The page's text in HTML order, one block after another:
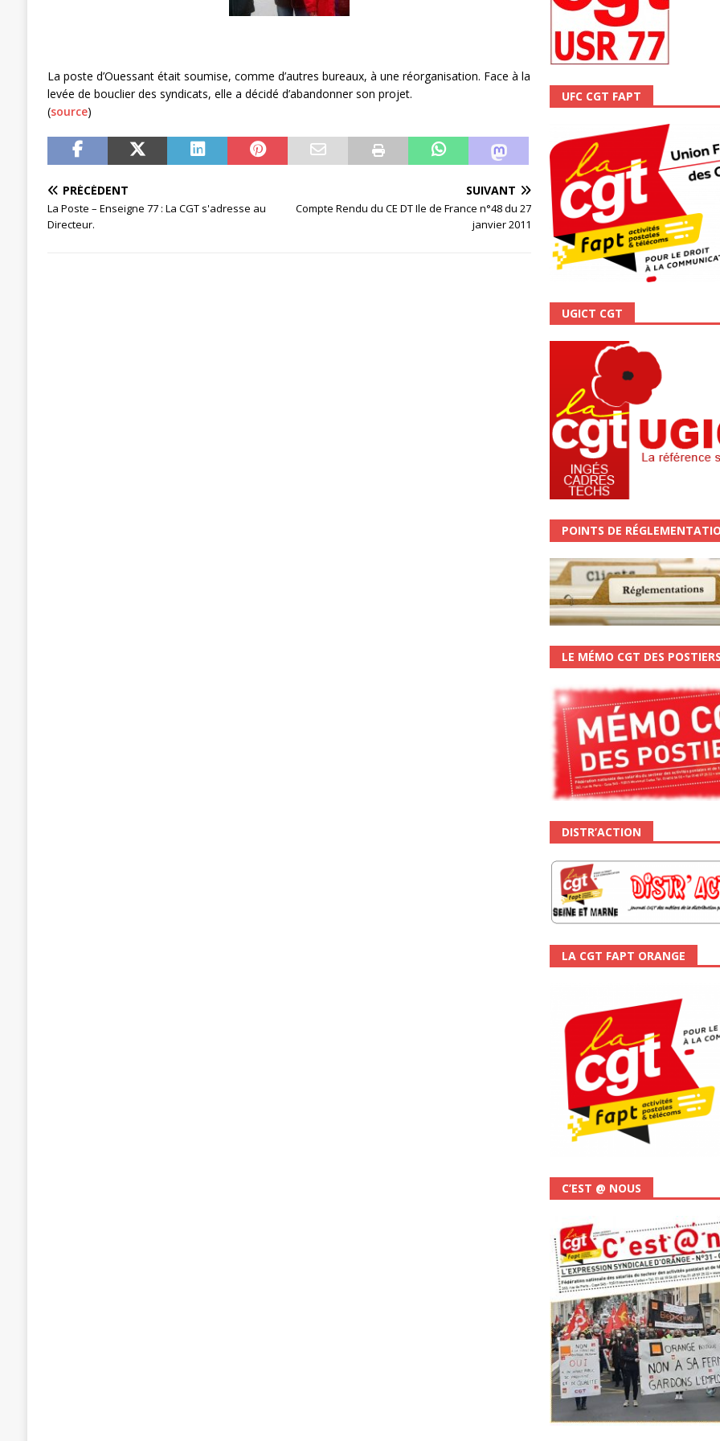
[ 27 avril 2024 ] 1er MAI 2024 ACTUALITÉ
La poste d’Ouessant était soumise, comme d’autres bureaux, à une réorganisation. Face à la
levée de bouclier des syndicats, elle a décidé d’abandonner son projet.
(source)
PRÉCÉDENT
La Poste – Enseigne 77 : La CGT s'adresse au
Directeur.
SUIVANT
Compte Rendu du CE DT Ile de France n°48 du 27
janvier 2011
UFC CGT FAPT
UGICT CGT
POINTS DE
LE MÉMO CGT DES
DISTR’ACTION
LA CGT FAPT ORANGE
C’EST @ NOUS